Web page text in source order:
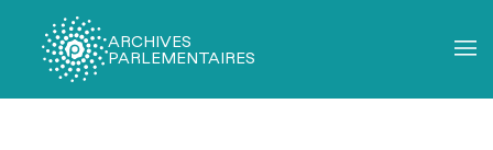
ARCHIVES
PARLEMENTAIRES